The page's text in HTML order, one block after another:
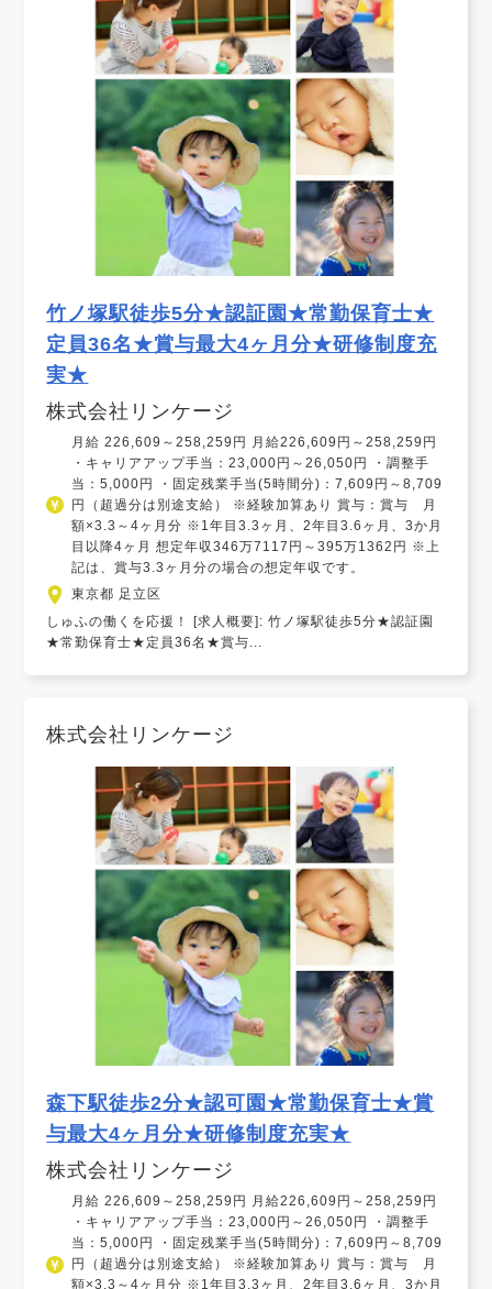
竹ノ塚駅徒歩5分★認証園★常勤保育士★
定員36名★賞与最大4ヶ月分★研修制度充
実★
株式会社リンケージ
月給 226,609～258,259円 月給226,609円～258,259円
・キャリアアップ手当：23,000円～26,050円 ・調整手
当：5,000円 ・固定残業手当(5時間分)：7,609円～8,709
円（超過分は別途支給） ※経験加算あり 賞与：賞与 月
額×3.3～4ヶ月分 ※1年目3.3ヶ月、2年目3.6ヶ月、3か月
目以降4ヶ月 想定年収346万7117円～395万1362円 ※上
記は、賞与3.3ヶ月分の場合の想定年収です。
東京都 足立区
しゅふの働くを応援！ [求人概要]: 竹ノ塚駅徒歩5分★認証園
★常勤保育士★定員36名★賞与...
株式会社リンケージ
森下駅徒歩2分★認可園★常勤保育士★賞
与最大4ヶ月分★研修制度充実★
株式会社リンケージ
月給 226,609～258,259円 月給226,609円～258,259円
・キャリアアップ手当：23,000円～26,050円 ・調整手
当：5,000円 ・固定残業手当(5時間分)：7,609円～8,709
円（超過分は別途支給） ※経験加算あり 賞与：賞与 月
額×3.3～4ヶ月分 ※1年目3.3ヶ月、2年目3.6ヶ月、3か月